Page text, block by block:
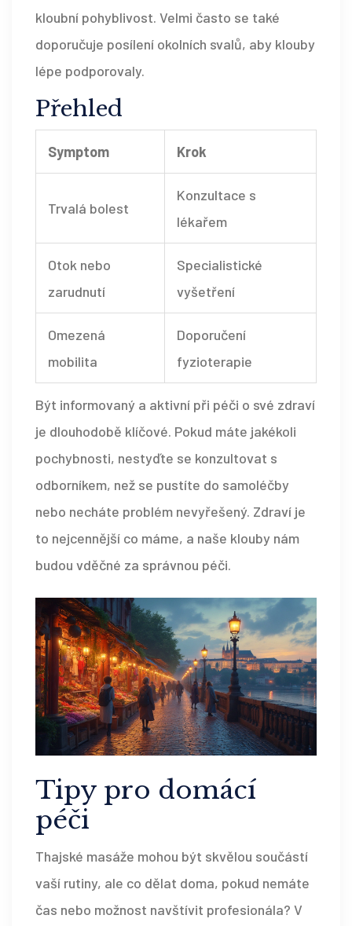
kloubní pohyblivost. Velmi často se také
doporučuje posílení okolních svalů, aby klouby
lépe podporovaly.
Přehled
Symptom Krok
Trvalá bolest
Konzultace s
lékařem
Otok nebo
zarudnutí
Specialistické
vyšetření
Omezená
mobilita
Doporučení
fyzioterapie
Být informovaný a aktivní při péči o své zdraví
je dlouhodobě klíčové. Pokud máte jakékoli
pochybnosti, nestyďte se konzultovat s
odborníkem, než se pustíte do samoléčby
nebo necháte problém nevyřešený. Zdraví je
to nejcennější co máme, a naše klouby nám
budou vděčné za správnou péči.
Tipy pro domácí
péči
Thajské masáže mohou být skvělou součástí
vaší rutiny, ale co dělat doma, pokud nemáte
čas nebo možnost navštívit profesionála? V